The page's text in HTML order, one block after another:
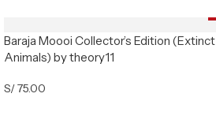
Baraja Moooi Collector’s Edition (Extinct
Animals) by theory11
S/75.00